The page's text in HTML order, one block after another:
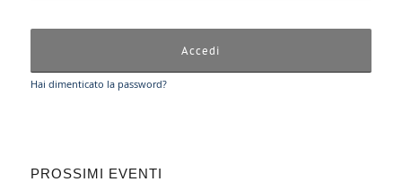
Hai dimenticato la password?
PROSSIMI EVENTI